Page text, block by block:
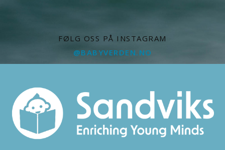
FØLG OSS PÅ INSTAGRAM
@BABYVERDEN.NO